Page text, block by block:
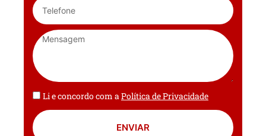
Li e concordo com a Política de Privacidade
ENVIAR